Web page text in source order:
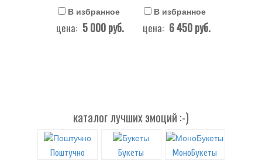
В избранное
цена: 5 000руб.
В избранное
цена: 6 450руб.
каталог лучших эмоций :-)
Поштучно Букеты МоноБукеты